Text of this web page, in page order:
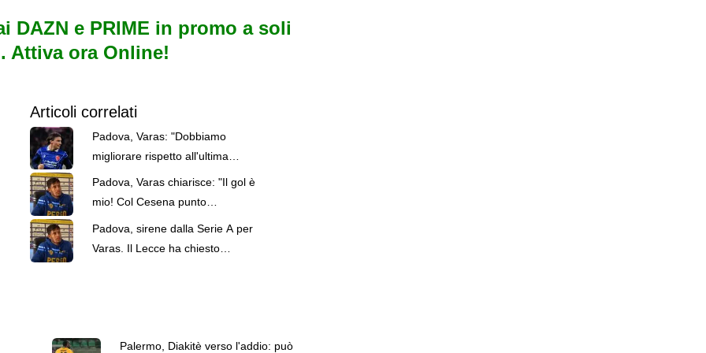
DAZN e PRIME in promo a soli
Attiva ora Online!
Articoli correlati
Padova, Varas: "Dobbiamo
migliorare rispetto all'ultima
stagione. Calabro? Alza
l'asticella"
Padova, Varas chiarisce: "Il gol è
mio! Col Cesena punto
importantissimo"
Padova, sirene dalla Serie A per
Varas. Il Lecce ha chiesto
Palermo, Diakitè verso l'addio: può